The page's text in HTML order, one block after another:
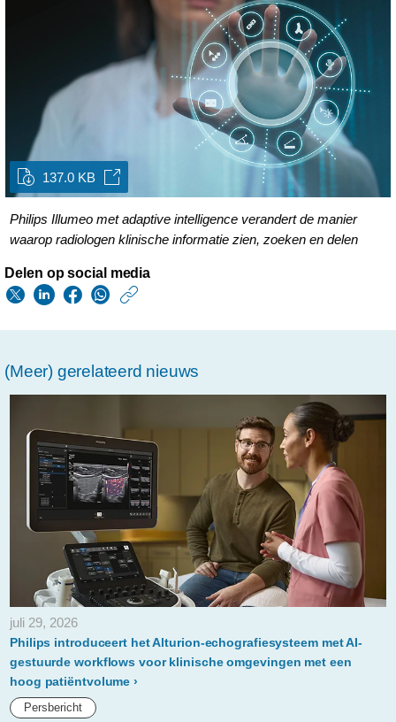
137.0 KB
Philips Illumeo met adaptive intelligence verandert de manier
waarop radiologen klinische informatie zien, zoeken en delen
Delen op social media
w/about/news/
illumeo-
adaptive-
intelligence-
geselecteerd-
door-
radiologen-
van-
de-
universiteit-
van-
(Meer) gerelateerd nieuws
juli 29, 2026
Philips introduceert het Alturion-echografiesysteem met AI-
gestuurde workflows voor klinische omgevingen met een
hoog patiëntvolume
Persbericht